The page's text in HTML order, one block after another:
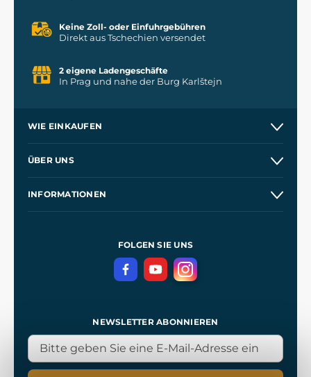
Keine Zoll- oder Einfuhrgebühren
Direkt aus Tschechien versendet
2 eigene Ladengeschäfte
In Prag und nahe der Burg Karlštejn
WIE EINKAUFEN
Kontakt
ÜBER UNS
INFORMATIONEN
DatenschutzerklärungFOLGEN SIE UNS
NEWSLETTER ABONNIEREN